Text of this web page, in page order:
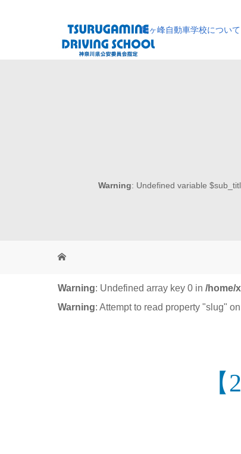
鶴ヶ峰自動車学校について
Warning: Undefined variable
Warning: Undefined array key 0 in /home/
Warning: Attempt to read property "slug"